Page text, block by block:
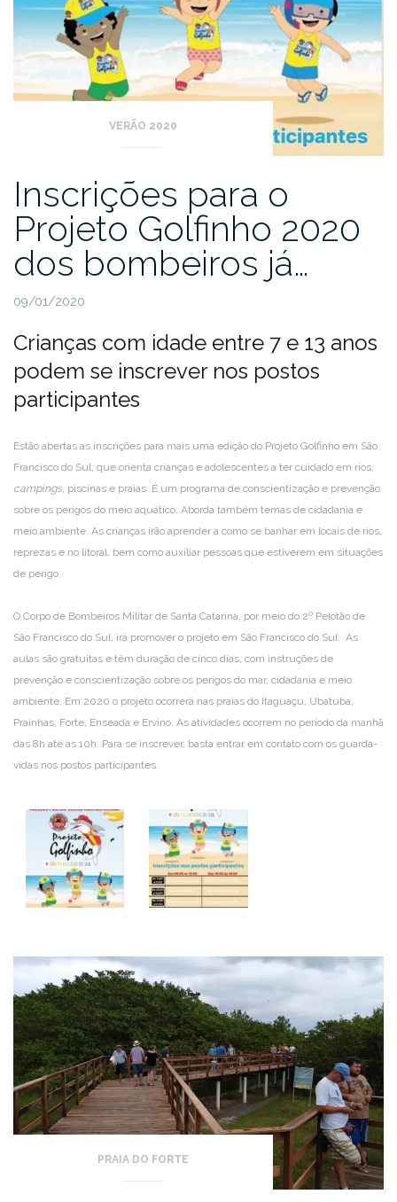
VERÃO 2020
Inscrições para o
Projeto Golfinho 2020
dos bombeiros já…
09/01/2020
Crianças com idade entre 7 e 13 anos
podem se inscrever nos postos
participantes
Estão abertas as inscrições para mais uma edição do Projeto Golfinho em São
Francisco do Sul, que orienta crianças e adolescentes a ter cuidado em rios,
campings, piscinas e praias. É um programa de conscientização e prevenção
sobre os perigos do meio aquático. Aborda também temas de cidadania e
meio ambiente. As crianças irão aprender a como se banhar em locais de rios,
reprezas e no litoral, bem como auxiliar pessoas que estiverem em situações
de perigo.
O Corpo de Bombeiros Militar de Santa Catarina, por meio do 2º Pelotão de
São Francisco do Sul, irá promover o projeto em São Francisco do Sul. As
aulas são gratuitas e têm duração de cinco dias, com instruções de
prevenção e conscientização sobre os perigos do mar, cidadania e meio
ambiente. Em 2020 o projeto ocorrerá nas praias do Itaguaçu, Ubatuba,
Prainhas, Forte, Enseada e Ervino. As atividades ocorrem no período da manhã
das 8h até às 10h. Para se inscrever, basta entrar em contato com os guarda-
vidas nos postos participantes.
PRAIA DO FORTE